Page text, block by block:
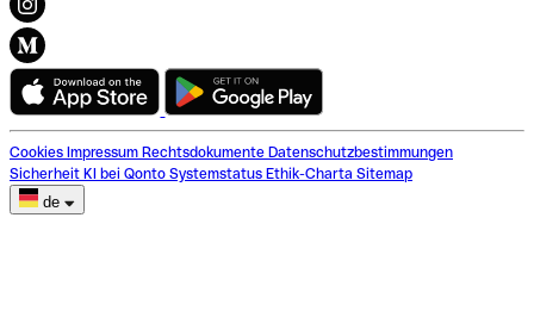
Cookies Impressum Rechtsdokumente Datenschutzbestimmungen
Sicherheit KI bei Qonto Systemstatus Ethik-Charta Sitemap
de